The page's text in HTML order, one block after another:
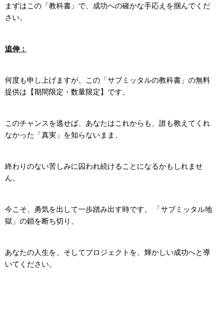
まずはこの「教科書」で、成功への確かな手応えを掴んでくだ
さい。
追伸：
何度も申し上げますが、この「サブミッタルの教科書」の無料
提供は【期間限定・数量限定】です。
このチャンスを逃せば、あなたはこれからも、誰も教えてくれ
なかった「真実」を知らないまま、
終わりのない苦しみに囚われ続けることになるかもしれませ
ん。
今こそ、勇気を出して一歩踏み出す時です。 「サブミッタル地
獄」の鎖を断ち切り、
あなたの人生を、そしてプロジェクトを、輝かしい成功へと導
いてください。